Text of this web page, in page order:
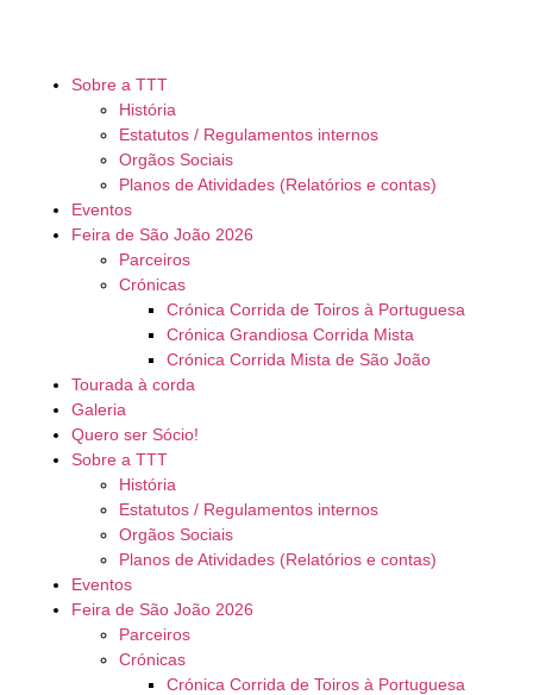
Sobre a TTT
História
Estatutos / Regulamentos internos
Orgãos Sociais
Planos de Atividades (Relatórios e contas)
Eventos
Feira de São João 2026
Parceiros
Crónicas
Crónica Corrida de Toiros à Portuguesa
Crónica Grandiosa Corrida Mista
Crónica Corrida Mista de São João
Tourada à corda
Galeria
Quero ser Sócio!
Sobre a TTT
História
Estatutos / Regulamentos internos
Orgãos Sociais
Planos de Atividades (Relatórios e contas)
Eventos
Feira de São João 2026
Parceiros
Crónicas
Crónica Corrida de Toiros à Portuguesa